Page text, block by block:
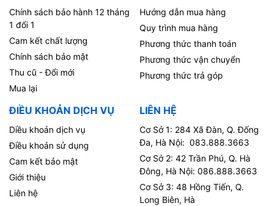
Chính sách bảo hành 12 tháng
1 đổi 1
Cam kết chất lượng
Chính sách bảo mật
Thu cũ - Đổi mới
Mua lại
Hướng dẫn mua hàng
Quy trình mua hàng
Phương thức thanh toán
Phương thức vận chuyển
Phương thức trả góp
ĐIỀU KHOẢN DỊCH VỤ
Diều khoản dịch vụ
Điều khoản sử dụng
Cam kết bảo mật
Giới thiệu
Liên hệ
LIÊN HỆ
Cơ Sở 1: 284 Xã Đàn, Q. Đống
Đa, Hà Nội: 083.888.3663
Cơ Sở 2: 42 Trần Phú, Q. Hà
Đông, Hà Nội: 086.888.3663
Cơ Sở 3: 48 Hồng Tiến, Q.
Long Biên, Hà